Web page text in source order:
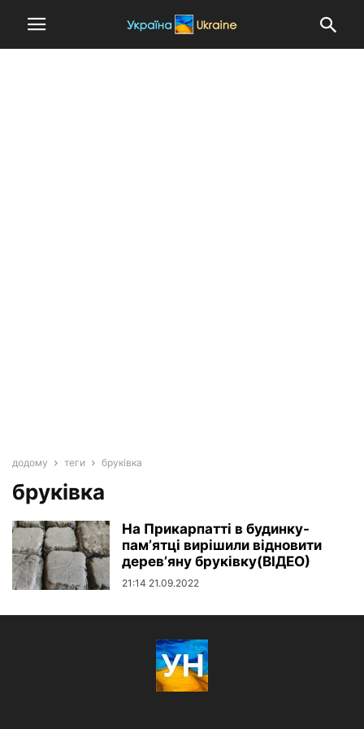
додому теги бруківка
бруківка
На Прикарпатті в будинку-
памʼятці вирішили відновити
деревʼяну бруківку(ВІДЕО)
21:14 21.09.2022